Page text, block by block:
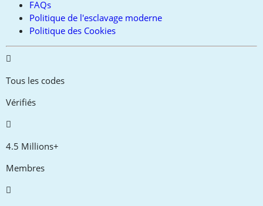
FAQs
Politique de l'esclavage moderne
Politique des Cookies
Tous les codes
Vérifiés
4.5 Millions+
Membres